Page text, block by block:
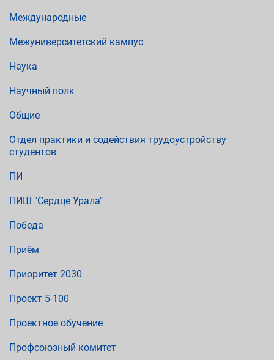
Международные
Межуниверситетский кампус
Наука
Научный полк
Общие
Отдел практики и содействия трудоустройству
студентов
ПИ
ПИШ "Сердце Урала"
Победа
Приём
Приоритет 2030
Проект 5-100
Проектное обучение
Профсоюзный комитет